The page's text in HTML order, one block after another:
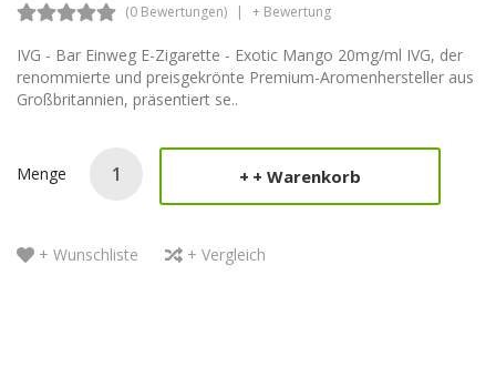
(0 Bewertungen) + Bewertung
IVG - Bar Einweg E-Zigarette - Exotic Mango 20mg/ml IVG, der
renommierte und preisgekrönte Premium-Aromenhersteller aus
Großbritannien, präsentiert se..
Menge + Warenkorb
+ Wunschliste + Vergleich